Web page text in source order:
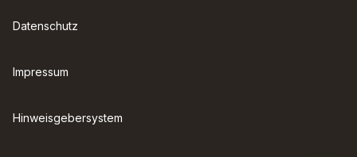
Datenschutz
Impressum
Hinweisgebersystem